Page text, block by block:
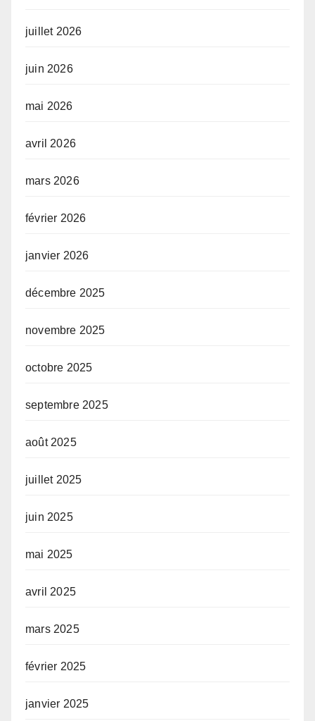
juillet 2026
juin 2026
mai 2026
avril 2026
mars 2026
février 2026
janvier 2026
décembre 2025
novembre 2025
octobre 2025
septembre 2025
août 2025
juillet 2025
juin 2025
mai 2025
avril 2025
mars 2025
février 2025
janvier 2025